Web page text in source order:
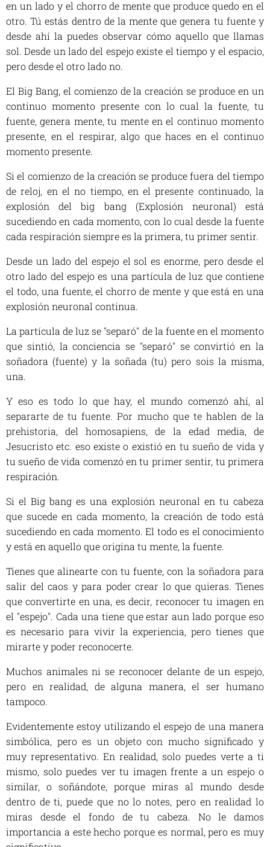
en un lado y el chorro de mente que produce quedo en el
otro. Tú estás dentro de la mente que genera tu fuente y
desde ahí la puedes observar cómo aquello que llamas
sol. Desde un lado del espejo existe el tiempo y el espacio,
pero desde el otro lado no.
El Big Bang, el comienzo de la creación se produce en un
continuo momento presente con lo cual la fuente, tu
fuente, genera mente, tu mente en el continuo momento
presente, en el respirar, algo que haces en el continuo
momento presente.
Si el comienzo de la creación se produce fuera del tiempo
de reloj, en el no tiempo, en el presente continuado, la
explosión del big bang (Explosión neuronal) está
sucediendo en cada momento, con lo cual desde la fuente
cada respiración siempre es la primera, tu primer sentir.
Desde un lado del espejo el sol es enorme, pero desde el
otro lado del espejo es una partícula de luz que contiene
el todo, una fuente, el chorro de mente y que está en una
explosión neuronal continua.
La partícula de luz se "separó" de la fuente en el momento
que sintió, la conciencia se "separó" se convirtió en la
soñadora (fuente) y la soñada (tu) pero sois la misma,
una.
Y eso es todo lo que hay, el mundo comenzó ahí, al
separarte de tu fuente. Por mucho que te hablen de la
prehistoria, del homosapiens, de la edad media, de
Jesucristo etc. eso existe o existió en tu sueño de vida y
tu sueño de vida comenzó en tu primer sentir, tu primera
respiración.
Si el Big bang es una explosión neuronal en tu cabeza
que sucede en cada momento, la creación de todo está
sucediendo en cada momento. El todo es el conocimiento
y está en aquello que origina tu mente, la fuente.
Tienes que alinearte con tu fuente, con la soñadora para
salir del caos y para poder crear lo que quieras. Tienes
que convertirte en una, es decir, reconocer tu imagen en
el "espejo". Cada una tiene que estar aun lado porque eso
es necesario para vivir la experiencia, pero tienes que
mirarte y poder reconocerte.
Muchos animales ni se reconocer delante de un espejo,
pero en realidad, de alguna manera, el ser humano
tampoco.
Evidentemente estoy utilizando el espejo de una manera
simbólica, pero es un objeto con mucho significado y
muy representativo. En realidad, solo puedes verte a ti
mismo, solo puedes ver tu imagen frente a un espejo o
similar, o soñándote, porque miras al mundo desde
dentro de ti, puede que no lo notes, pero en realidad lo
miras desde el fondo de tu cabeza. No le damos
importancia a este hecho porque es normal, pero es muy